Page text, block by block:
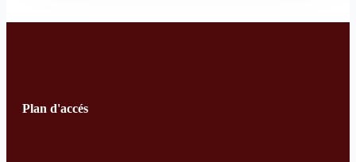
Plan d'accés